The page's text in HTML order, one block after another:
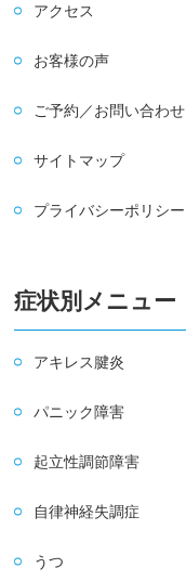
アクセス
お客様の声
ご予約／お問い合わせ
サイトマップ
プライバシーポリシー
症状別メニュー
アキレス腱炎
パニック障害
起立性調節障害
自律神経失調症
うつ